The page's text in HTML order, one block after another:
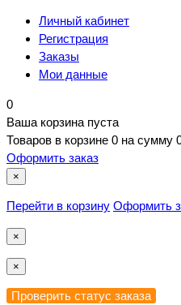
Личный кабинет
Регистрация
Заказы
Мои данные
0
Ваша корзина пуста
Товаров в корзине 0 на сумму
Оформить заказ
×
Перейти в корзину Оформить
×
×